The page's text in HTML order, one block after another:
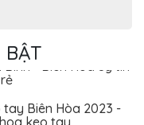
BẬT
Phường Tân Hiệp,
- Biên Hòa uy tín
Biên Hòa 2023 -
keo tay